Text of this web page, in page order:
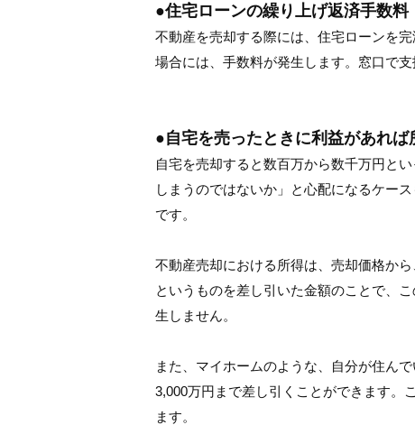
●住宅ローンの繰り上げ返済手数料
不動産を売却する際には、住宅ローンを
場合には、手数料が発生します。窓口で
●自宅を売ったときに利益があれば
自宅を売却すると数百万から数千万円と
しまうのではないか」と心配になるケー
です。
不動産売却における所得は、売却価格か
というものを差し引いた金額のことで、
生しません。
また、マイホームのような、自分が住ん
3,000万円まで差し引くことができます。
ます。